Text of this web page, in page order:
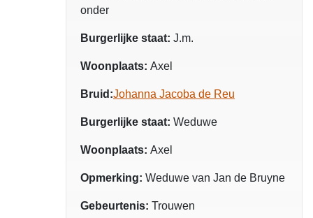
onder
Burgerlijke staat: J.m.
Woonplaats: Axel
Bruid:Johanna Jacoba de Reu
Burgerlijke staat: Weduwe
Woonplaats: Axel
Opmerking: Weduwe van Jan de Bruyne
Gebeurtenis: Trouwen